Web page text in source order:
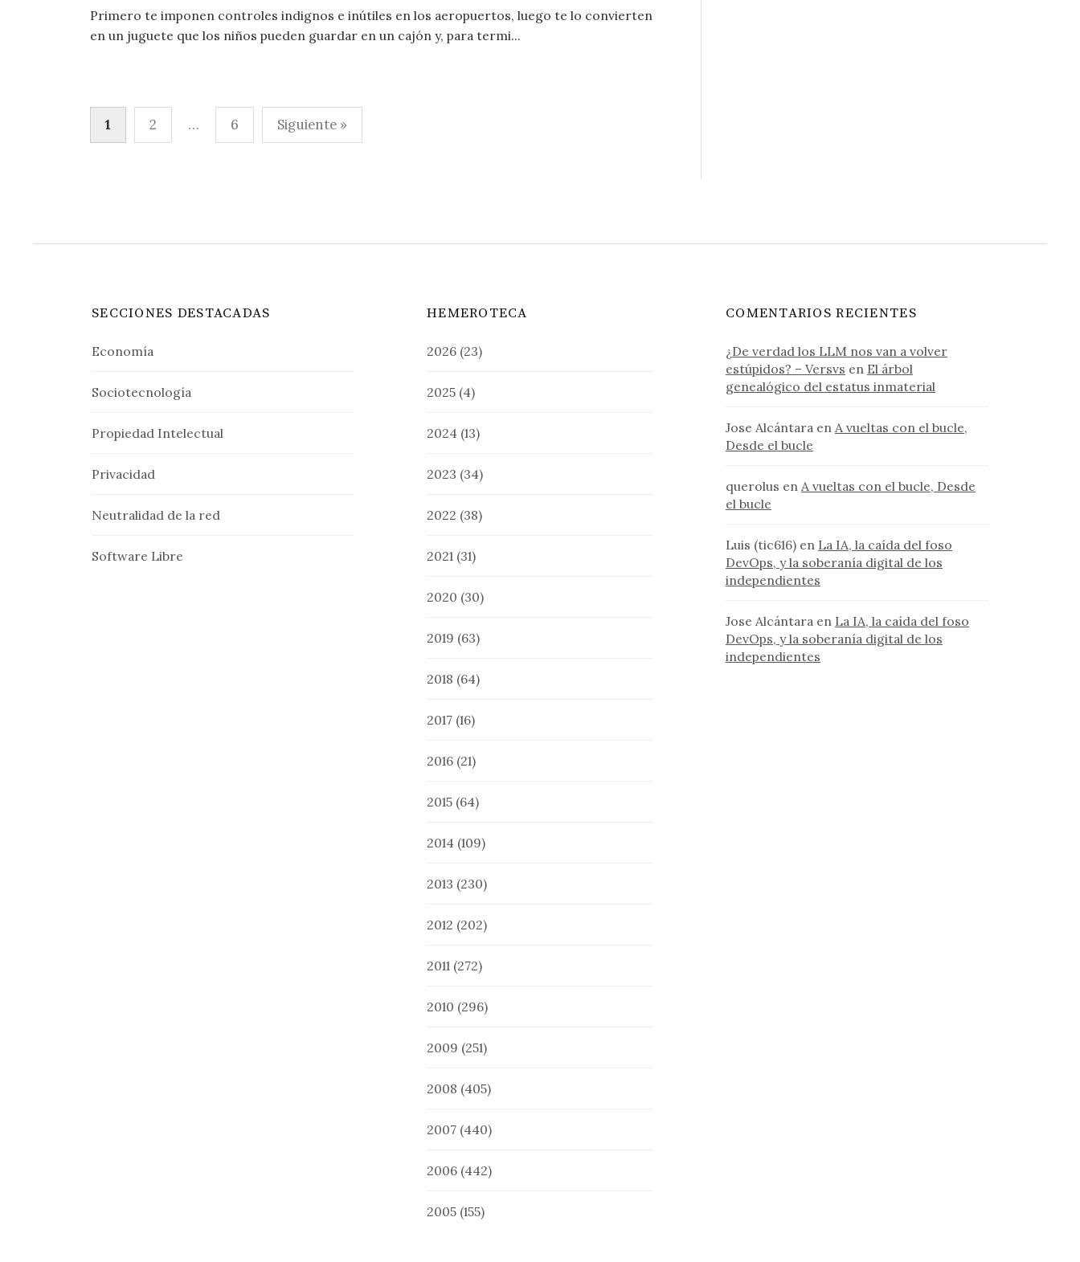
Primero te imponen controles indignos e inútiles en los aeropuertos, luego te lo convierten
en un juguete que los niños pueden guardar en un cajón y, para termi...
Paginación
1 2 … 6 Siguiente »
SECCIONES DESTACADAS
Economía
Sociotecnología
Propiedad Intelectual
Privacidad
Neutralidad de la red
Software Libre
HEMEROTECA
2026 (23)
2025 (4)
2024 (13)
2023 (34)
2022 (38)
2021 (31)
2020 (30)
2019 (63)
2018 (64)
2017 (16)
2016 (21)
2015 (64)
2014 (109)
2013 (230)
2012 (202)
2011 (272)
2010 (296)
2009 (251)
2008 (405)
2007 (440)
2006 (442)
2005 (155)
COMENTARIOS RECIENTES
¿De verdad los LLM nos van a volver
estúpidos? – Versvs en El árbol
genealógico del estatus inmaterial
Jose Alcántara en A vueltas con el bucle,
Desde el bucle
querolus en A vueltas con el bucle, Desde
el bucle
Luis (tic616) en La IA, la caída del foso
DevOps, y la soberanía digital de los
independientes
Jose Alcántara en La IA, la caída del foso
DevOps, y la soberanía digital de los
independientes